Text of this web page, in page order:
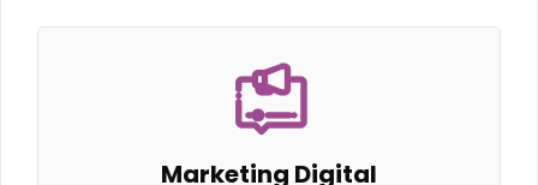
Marketing Digital